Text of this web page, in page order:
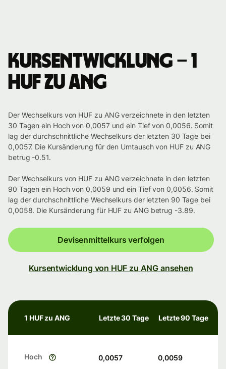
Kursentwicklung – 1
HUF zu ANG
Der Wechselkurs von HUF zu ANG verzeichnete in den letzten
30 Tagen ein Hoch von 0,0057 und ein Tief von 0,0056. Somit
lag der durchschnittliche Wechselkurs der letzten 30 Tage bei
0,0057. Die Kursänderung für den Umtausch von HUF zu ANG
betrug -0.51.
Der Wechselkurs von HUF zu ANG verzeichnete in den letzten
90 Tagen ein Hoch von 0,0059 und ein Tief von 0,0056. Somit
lag der durchschnittliche Wechselkurs der letzten 90 Tage bei
0,0058. Die Kursänderung für HUF zu ANG betrug -3.89.
Devisenmittelkurs verfolgen
Kursentwicklung von HUF zu ANG ansehen
1 HUF zu ANG Letzte 30 Tage Letzte 90 Tage
Hoch 0,0057 0,0059